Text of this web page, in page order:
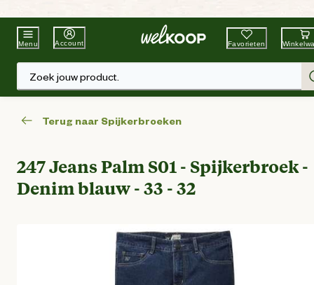
Beste WinkelketenTuin & Dier
Menu Account Favorieten
Zoek jouw product.
Terug naar Spijkerbroeken
247 Jeans Palm S01 - Spijkerbroek -
Denim blauw - 33 - 32